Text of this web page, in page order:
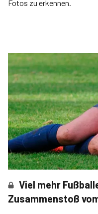
Fotos zu erkennen.
Viel mehr
Zusammenstoß